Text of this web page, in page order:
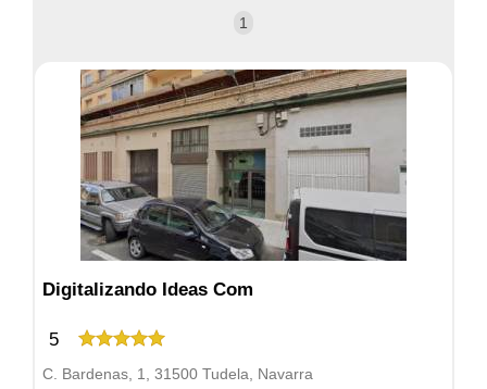
1
Digitalizando Ideas Com
5
C. Bardenas, 1, 31500 Tudela, Navarra